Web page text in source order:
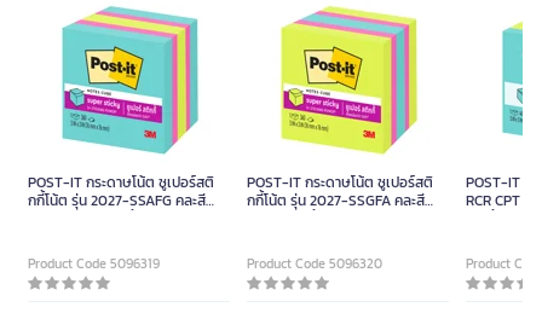
POST-IT กระดาษโน้ต ซูเปอร์สติ
กกี้โน้ต รุ่น 2027-SSAFG คละสี
Product Code 5096319
POST-IT กระดาษโน้ต ซูเปอร์สติ
กกี้โน้ต รุ่น 2027-SSGFA คละสี
Product Code 5096320
POST-IT ก
RCR CPT ค
Product